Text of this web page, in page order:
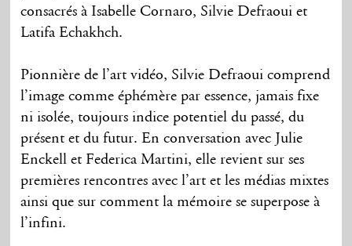
consacrés à Isabelle Cornaro, Silvie Defraoui et
Latifa Echakhch.
Pionnière de l’art vidéo, Silvie Defraoui comprend
l’image comme éphémère par essence, jamais fixe
ni isolée, toujours indice potentiel du passé, du
présent et du futur. En conversation avec Julie
Enckell et Federica Martini, elle revient sur ses
premières rencontres avec l’art et les médias mixtes
ainsi que sur comment la mémoire se superpose à
l’infini.